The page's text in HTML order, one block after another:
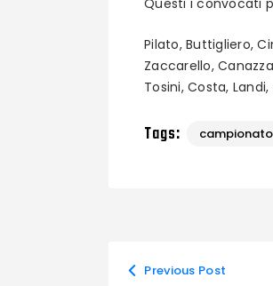
Pilato, Buttigliero,
Zaccarello,
Tosini, Costa,
Tags:
Previous Post